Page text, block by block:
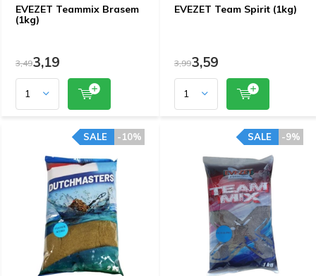
EVEZET Teammix Brasem
(1kg)
3,493,19
EVEZET Team Spirit (1kg)
3,993,59
-10%
SALE -9%
SALE